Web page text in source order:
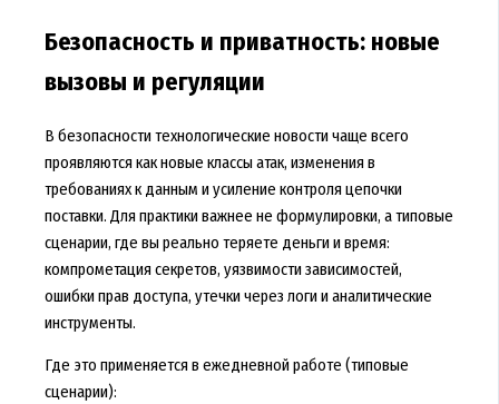
Безопасность и приватность: новые
вызовы и регуляции
В безопасности технологические новости чаще всего
проявляются как новые классы атак, изменения в
требованиях к данным и усиление контроля цепочки
поставки. Для практики важнее не формулировки, а типовые
сценарии, где вы реально теряете деньги и время:
компрометация секретов, уязвимости зависимостей,
ошибки прав доступа, утечки через логи и аналитические
инструменты.
Где это применяется в ежедневной работе (типовые
сценарии):